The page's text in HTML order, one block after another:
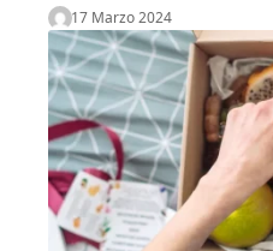
17 Marzo 2024